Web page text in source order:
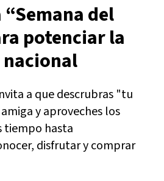
del
potenciar la
a que descrubras "tu
y aproveches los
tiempo hasta
disfrutar y comprar